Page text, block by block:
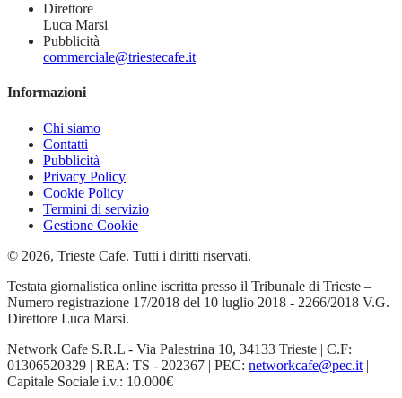
Direttore
Luca Marsi
Pubblicità
commerciale@triestecafe.it
Informazioni
Chi siamo
Contatti
Pubblicità
Privacy Policy
Cookie Policy
Termini di servizio
Gestione Cookie
© 2026, Trieste Cafe. Tutti i diritti riservati.
Testata giornalistica online iscritta presso il Tribunale di Trieste –
Numero registrazione 17/2018 del 10 luglio 2018 - 2266/2018 V.G.
Direttore Luca Marsi.
Network Cafe S.R.L - Via Palestrina 10, 34133 Trieste | C.F:
01306520329 | REA: TS - 202367 | PEC: networkcafe@pec.it |
Capitale Sociale i.v.: 10.000€